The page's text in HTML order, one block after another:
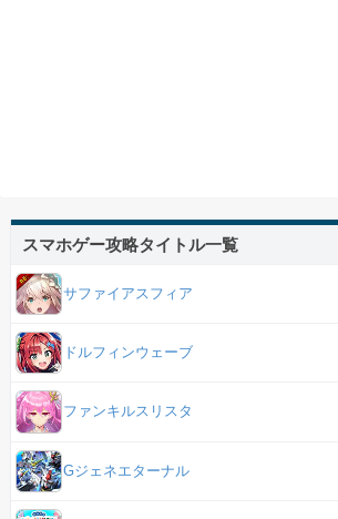
スマホゲー攻略タイトル一覧
サファイアスフィア
ドルフィンウェーブ
ファンキルスリスタ
Gジェネエターナル